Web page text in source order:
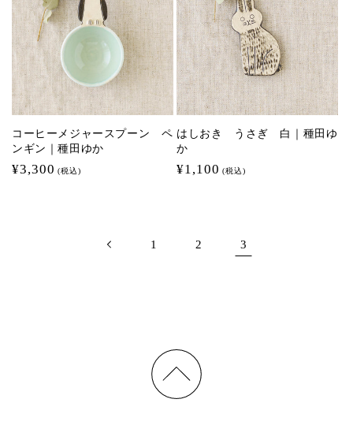
コーヒーメジャースプーン ペ
ンギン｜種田ゆか
通
¥3,300 (税込)
はしおき うさぎ 白｜種田ゆ
か
通
¥1,100 (税込)
1 2 3